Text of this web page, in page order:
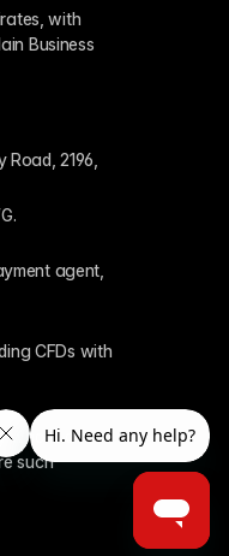
with
Business
2196,
agent,
CFDs with
who is a
such